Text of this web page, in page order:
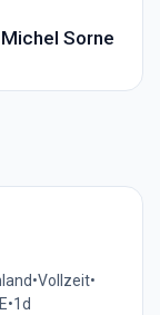
Sorne
•Vollzeit•
•1d